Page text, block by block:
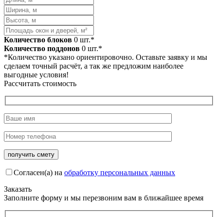
Количество блоков 0 шт.*
Количество поддонов 0 шт.*
*Количество указано ориентировочно. Оставьте заявку и мы
сделаем точный расчёт, а так же предложим наиболее
выгодные условия!
Рассчитать стоимость
Согласен(а) на обработку персональных данных
Заказать
Заполните форму и мы перезвоним вам в ближайшее время